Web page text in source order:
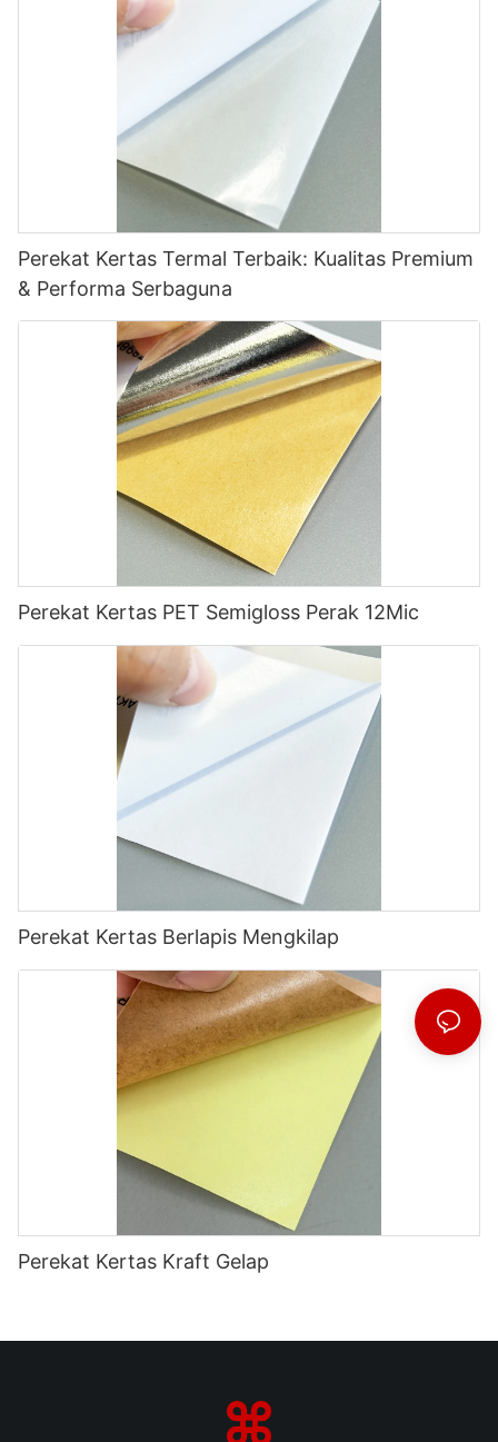
Perekat Kertas Termal Terbaik: Kualitas Premium
& Performa Serbaguna
Perekat Kertas PET Semigloss Perak 12Mic
Perekat Kertas Berlapis Mengkilap
Perekat Kertas Kraft Gelap